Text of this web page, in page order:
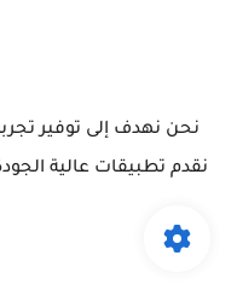
نحن نهدف إلى توفير
نقدم تطبيقات عالية